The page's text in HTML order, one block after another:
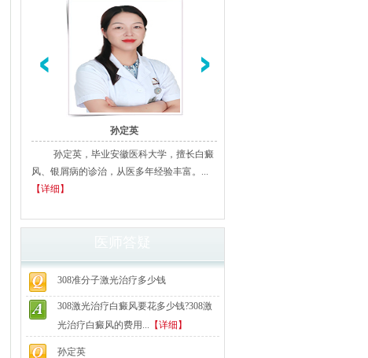
孙定英
孙定英，毕业安徽医科大学，擅长白癜
风、银屑病的诊治，从医多年经验丰富。...
【详细】
308准分子激光治疗多少钱
308激光治疗白癜风要花多少钱?308激
光治疗白癜风的费用... 【详细】
孙定英